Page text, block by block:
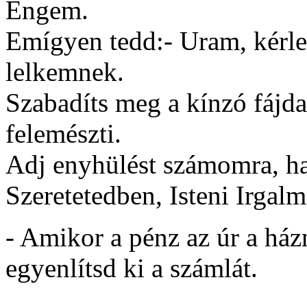
Engem.
Emígyen tedd:- Uram,
lelkemnek.
Szabadíts meg a kínzó
felemészti.
Adj enyhülést számomra,
Szeretetedben, Isteni
- Amikor a pénz az úr a
egyenlítsd ki a számlát.